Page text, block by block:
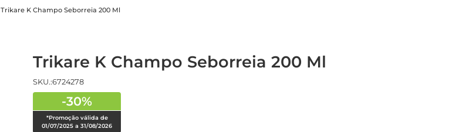
Trikare K Champo Seborreia 200 Ml
Trikare K Champo Seborreia 200 Ml
SKU.:6724278
-30%
*Promoção válida de
01/07/2025 a 31/08/2026